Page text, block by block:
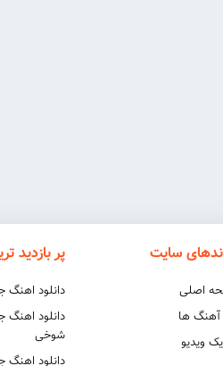
سایت
اصلی
ها
ویدیو
پر بازدید
دانلود اهنگ
دانلود
شوخی
دانلود اهنگ